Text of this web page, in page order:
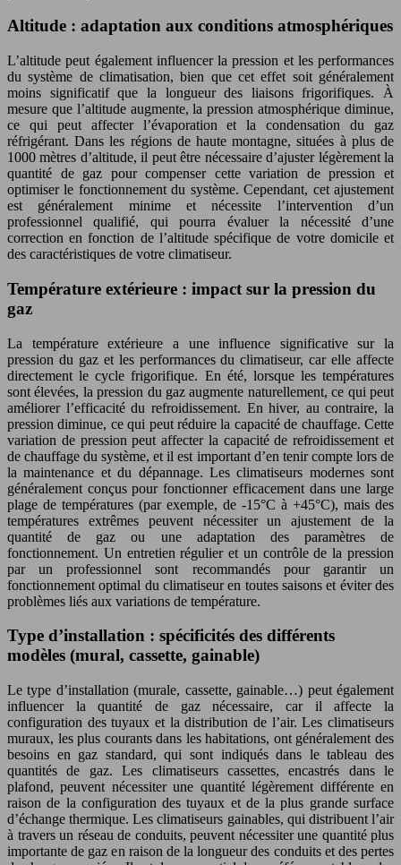
Altitude : adaptation aux conditions atmosphériques
L’altitude peut également influencer la pression et les performances
du système de climatisation, bien que cet effet soit généralement
moins significatif que la longueur des liaisons frigorifiques. À
mesure que l’altitude augmente, la pression atmosphérique diminue,
ce qui peut affecter l’évaporation et la condensation du gaz
réfrigérant. Dans les régions de haute montagne, situées à plus de
1000 mètres d’altitude, il peut être nécessaire d’ajuster légèrement la
quantité de gaz pour compenser cette variation de pression et
optimiser le fonctionnement du système. Cependant, cet ajustement
est généralement minime et nécessite l’intervention d’un
professionnel qualifié, qui pourra évaluer la nécessité d’une
correction en fonction de l’altitude spécifique de votre domicile et
des caractéristiques de votre climatiseur.
Température extérieure : impact sur la pression du
gaz
La température extérieure a une influence significative sur la
pression du gaz et les performances du climatiseur, car elle affecte
directement le cycle frigorifique. En été, lorsque les températures
sont élevées, la pression du gaz augmente naturellement, ce qui peut
améliorer l’efficacité du refroidissement. En hiver, au contraire, la
pression diminue, ce qui peut réduire la capacité de chauffage. Cette
variation de pression peut affecter la capacité de refroidissement et
de chauffage du système, et il est important d’en tenir compte lors de
la maintenance et du dépannage. Les climatiseurs modernes sont
généralement conçus pour fonctionner efficacement dans une large
plage de températures (par exemple, de -15°C à +45°C), mais des
températures extrêmes peuvent nécessiter un ajustement de la
quantité de gaz ou une adaptation des paramètres de
fonctionnement. Un entretien régulier et un contrôle de la pression
par un professionnel sont recommandés pour garantir un
fonctionnement optimal du climatiseur en toutes saisons et éviter des
problèmes liés aux variations de température.
Type d’installation : spécificités des différents
modèles (mural, cassette, gainable)
Le type d’installation (murale, cassette, gainable…) peut également
influencer la quantité de gaz nécessaire, car il affecte la
configuration des tuyaux et la distribution de l’air. Les climatiseurs
muraux, les plus courants dans les habitations, ont généralement des
besoins en gaz standard, qui sont indiqués dans le tableau des
quantités de gaz. Les climatiseurs cassettes, encastrés dans le
plafond, peuvent nécessiter une quantité légèrement différente en
raison de la configuration des tuyaux et de la plus grande surface
d’échange thermique. Les climatiseurs gainables, qui distribuent l’air
à travers un réseau de conduits, peuvent nécessiter une quantité plus
importante de gaz en raison de la longueur des conduits et des pertes